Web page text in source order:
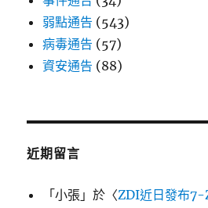
弱點通告 (543)
病毒通告 (57)
資安通告 (88)
近期留言
「小張 」於〈ZDI近日發布7-